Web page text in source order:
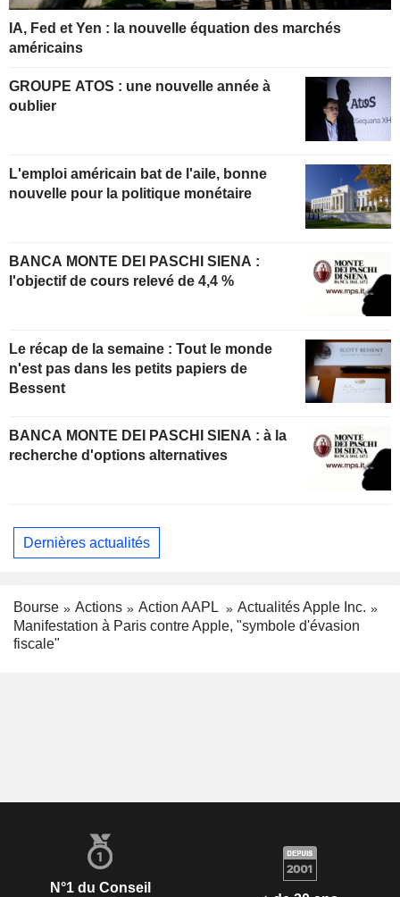
IA, Fed et Yen : la nouvelle équation des marchés
américains
GROUPE ATOS : une nouvelle année à
oublier
L'emploi américain bat de l'aile, bonne
nouvelle pour la politique monétaire
BANCA MONTE DEI PASCHI SIENA :
l'objectif de cours relevé de 4,4 %
Le récap de la semaine : Tout le monde
n'est pas dans les petits papiers de
Bessent
BANCA MONTE DEI PASCHI SIENA : à la
recherche d'options alternatives
Dernières actualités
Bourse Actions Action AAPL
Actualités Apple Inc.
Manifestation à Paris contre Apple, "symbole d'évasion
fiscale"
N°1 du Conseil